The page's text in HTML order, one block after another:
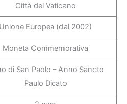
Città del Vaticano
Unione Europea (dal 2002)
Moneta Commemorativa
di San Paolo – Anno Sancto
Paulo Dicato